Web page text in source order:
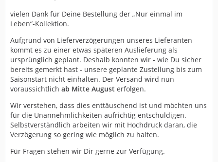
vielen Dank für Deine Bestellung der „Nur einmal im
Leben“-Kollektion.
Aufgrund von Lieferverzögerungen unseres Lieferanten
kommt es zu einer etwas späteren Auslieferung als
ursprünglich geplant. Deshalb konnten wir - wie Du sicher
bereits gemerkt hast - unsere geplante Zustellung bis zum
Saisonstart nicht einhalten. Der Versand wird nun
voraussichtlich ab Mitte August erfolgen.
Wir verstehen, dass dies enttäuschend ist und möchten uns
für die Unannehmlichkeiten aufrichtig entschuldigen.
Selbstverständlich arbeiten wir mit Hochdruck daran, die
Verzögerung so gering wie möglich zu halten.
Für Fragen stehen wir Dir gerne zur Verfügung.